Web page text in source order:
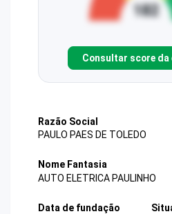
Consultar score da
Razão Social
PAULO PAES DE TOLEDO
Nome Fantasia
AUTO ELETRICA PAULINHO
Data de fundação